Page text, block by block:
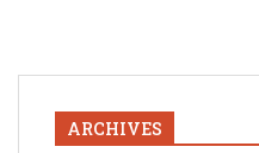
ARCHIVES